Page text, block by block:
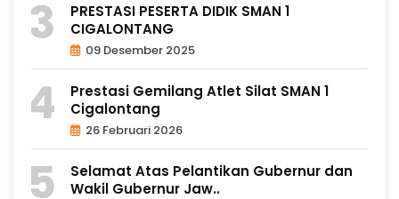
PRESTASI PESERTA DIDIK SMAN 1
CIGALONTANG
09 Desember 2025
Prestasi Gemilang Atlet Silat SMAN 1
Cigalontang
26 Februari 2026
Selamat Atas Pelantikan Gubernur dan
Wakil Gubernur Jaw..